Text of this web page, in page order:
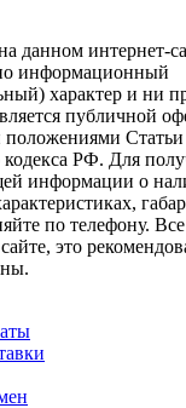
данном интернет-
информационный
характер и ни
публичной
положениями
кодекса РФ. Для
информации о
по телефону.
это